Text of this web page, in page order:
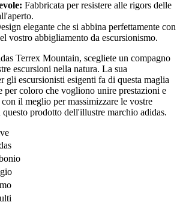
Fabbricata per resistere alle rigors delle
elegante che si abbina perfettamente con
vostro abbigliamento da escursionismo.
Terrex Mountain, scegliete un compagno
escursioni nella natura. La sua
gli escursionisti esigenti fa di questa maglia
per coloro che vogliono unire prestazioni e
il meglio per massimizzare le vostre
questo prodotto dell'illustre marchio adidas.